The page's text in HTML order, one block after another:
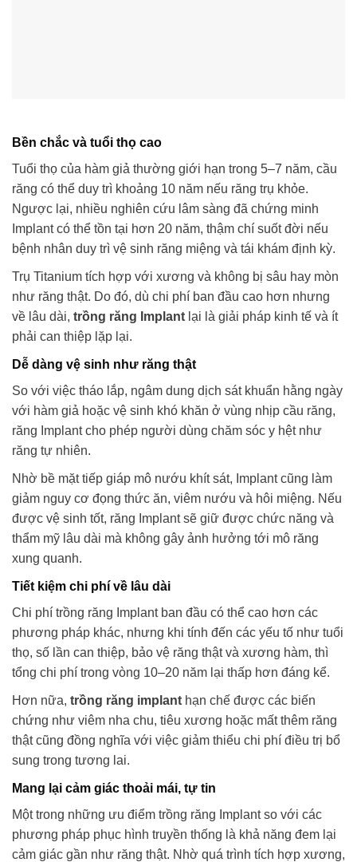
Bền chắc và tuổi thọ cao
Tuổi thọ của hàm giả thường giới hạn trong 5–7 năm, cầu
răng có thể duy trì khoảng 10 năm nếu răng trụ khỏe.
Ngược lại, nhiều nghiên cứu lâm sàng đã chứng minh
Implant có thể tồn tại hơn 20 năm, thậm chí suốt đời nếu
bệnh nhân duy trì vệ sinh răng miệng và tái khám định kỳ.
Trụ Titanium tích hợp với xương và không bị sâu hay mòn
như răng thật. Do đó, dù chi phí ban đầu cao hơn nhưng
về lâu dài, trồng răng Implant lại là giải pháp kinh tế và ít
phải can thiệp lặp lại.
Dễ dàng vệ sinh như răng thật
So với việc tháo lắp, ngâm dung dịch sát khuẩn hằng ngày
với hàm giả hoặc vệ sinh khó khăn ở vùng nhịp cầu răng,
răng Implant cho phép người dùng chăm sóc y hệt như
răng tự nhiên.
Nhờ bề mặt tiếp giáp mô nướu khít sát, Implant cũng làm
giảm nguy cơ đọng thức ăn, viêm nướu và hôi miệng. Nếu
được vệ sinh tốt, răng Implant sẽ giữ được chức năng và
thẩm mỹ lâu dài mà không gây ảnh hưởng tới mô răng
xung quanh.
Tiết kiệm chi phí về lâu dài
Chi phí trồng răng Implant ban đầu có thể cao hơn các
phương pháp khác, nhưng khi tính đến các yếu tố như tuổi
thọ, số lần can thiệp, bảo vệ răng thật và xương hàm, thì
tổng chi phí trong vòng 10–20 năm lại thấp hơn đáng kể.
Hơn nữa, trồng răng implant hạn chế được các biến
chứng như viêm nha chu, tiêu xương hoặc mất thêm răng
thật cũng đồng nghĩa với việc giảm thiểu chi phí điều trị bổ
sung trong tương lai.
Mang lại cảm giác thoải mái, tự tin
Một trong những ưu điểm trồng răng Implant so với các
phương pháp phục hình truyền thống là khả năng đem lại
cảm giác gần như răng thật. Nhờ quá trình tích hợp xương,